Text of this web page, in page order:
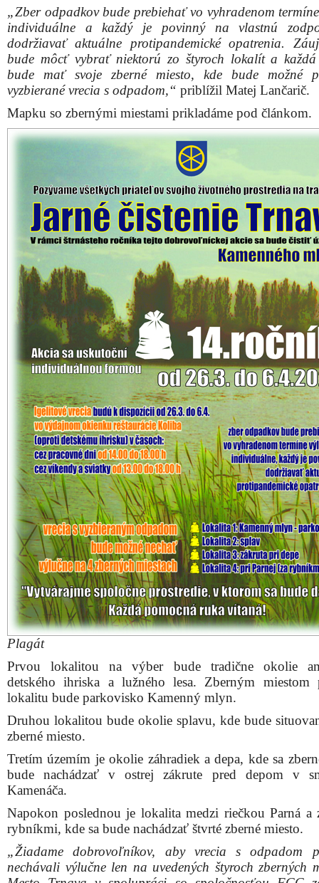
Plagát
Prvou lokalitou na výber bude tradične okolie
detského ihriska a lužného lesa. Zberným miestom
lokalitu bude parkovisko Kamenný mlyn.
Druhou lokalitou bude okolie splavu, kde bude
zberné miesto.
Tretím územím je okolie záhradiek a depa, kde sa
bude nachádzať v ostrej zákrute pred depom v
Kamenáča.
Napokon poslednou je lokalita medzi riečkou Parná a
rybníkmi, kde sa bude nachádzať štvrté zberné miesto.
„Žiadame dobrovoľníkov, aby vrecia s odpadom
nechávali výlučne len na uvedených štyroch zberných
Mesto Trnava v spolupráci so spoločnosťou FCC
odvoz vyzbieraného odpadu zo zberných miest 6.
Jarné čistenie Kamenáča ukončí,“pripomenul.
Z hygienických dôvodov sa tento rok nebude
poskytovať žiadne občerstvenie ani rukavice,
žiadajú, aby si dobrovoľníci priniesli z domu vlastné
prostriedky.
„Pevne verím, že aj takouto individuálnou formou
podarí pomôcť prírode v Kamennom mlyne. Počas
termínu bude možné spojiť príjemné s užitočným.
záujem, môže popri prechádzke prebúdzajúcou sa
zároveň pomôcť zbaviť ju od odpadkov. Každá
vítaná,“vyzval záujemcov o pomoc so zlepšením
prostredia trnavskej prírodnej lokality Matej Lančarič.